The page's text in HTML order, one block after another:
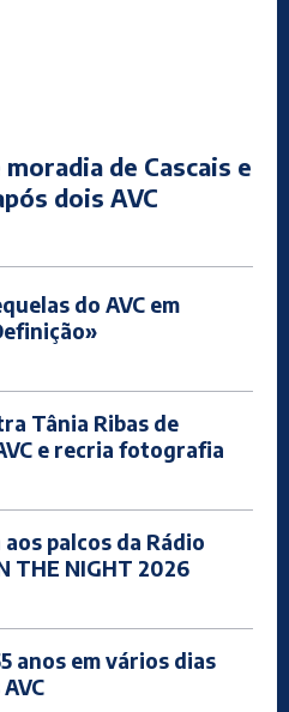
de Cascais e
dois AVC
do AVC em
Tânia Ribas de
e recria fotografia
palcos da Rádio
THE NIGHT 2026
anos em vários dias